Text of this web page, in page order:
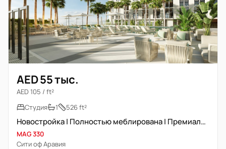
AED 55 тыс.
AED 105 / ft²
Студия
1 526 ft²
Новостройка | Полностью меблирована | Премиальное расположение
MAG 330
Сити оф Аравия